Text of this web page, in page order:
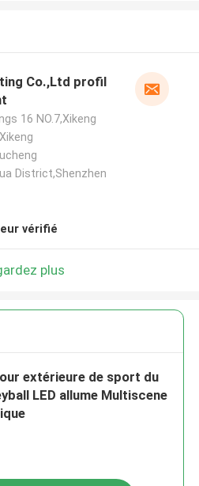
Co.,Ltd profil
16 NO.7,Xikeng
District,Shenzhen
vérifié
plus
extérieure de sport du
LED allume Multiscene